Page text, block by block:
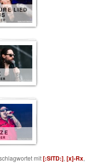
LIED
mit[:SITD:],[x]-Rx,